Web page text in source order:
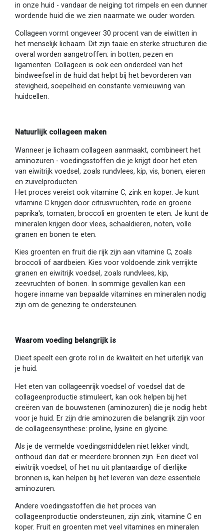
in onze huid - vandaar de neiging tot rimpels en een dunner
wordende huid die we zien naarmate we ouder worden.
Collageen vormt ongeveer 30 procent van de eiwitten in
het menselijk lichaam. Dit zijn taaie en sterke structuren die
overal worden aangetroffen: in botten, pezen en
ligamenten. Collageen is ook een onderdeel van het
bindweefsel in de huid dat helpt bij het bevorderen van
stevigheid, soepelheid en constante vernieuwing van
huidcellen.
Natuurlijk collageen maken
Wanneer je lichaam collageen aanmaakt, combineert het
aminozuren - voedingsstoffen die je krijgt door het eten
van eiwitrijk voedsel, zoals rundvlees, kip, vis, bonen, eieren
en zuivelproducten.
Het proces vereist ook vitamine C, zink en koper. Je kunt
vitamine C krijgen door citrusvruchten, rode en groene
paprika's, tomaten, broccoli en groenten te eten. Je kunt de
mineralen krijgen door vlees, schaaldieren, noten, volle
granen en bonen te eten.
Kies groenten en fruit die rijk zijn aan vitamine C, zoals
broccoli of aardbeien. Kies voor voldoende zink verrijkte
granen en eiwitrijk voedsel, zoals rundvlees, kip,
zeevruchten of bonen. In sommige gevallen kan een
hogere inname van bepaalde vitamines en mineralen nodig
zijn om de genezing te ondersteunen.
Waarom voeding belangrijk is
Dieet speelt een grote rol in de kwaliteit en het uiterlijk van
je huid.
Het eten van collageenrijk voedsel of voedsel dat de
collageenproductie stimuleert, kan ook helpen bij het
creëren van de bouwstenen (aminozuren) die je nodig hebt
voor je huid. Er zijn drie aminozuren die belangrijk zijn voor
de collageensynthese: proline, lysine en glycine.
Als je de vermelde voedingsmiddelen niet lekker vindt,
onthoud dan dat er meerdere bronnen zijn. Een dieet vol
eiwitrijk voedsel, of het nu uit plantaardige of dierlijke
bronnen is, kan helpen bij het leveren van deze essentiële
aminozuren.
Andere voedingsstoffen die het proces van
collageenproductie ondersteunen, zijn zink, vitamine C en
koper. Fruit en groenten met veel vitamines en mineralen